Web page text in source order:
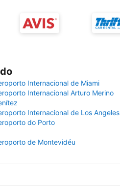
Internacional de Miami
Internacional Arturo Merino
Internacional de Los Angeles
do Porto
de Montevidéu